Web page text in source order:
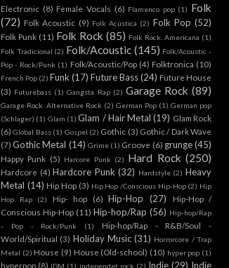
Electronic (8) Female Vocals (6) Flamenco pop (1) Folk
(72) Folk Acoustic (9) Folk Acústica (2) Folk Pop (52)
Folk Punk (11) Folk Rock (85) Folk Rock. Americana (1)
Folk Tradicional (2) Folk/Acoustic (145) Folk/Acoustic -
Pop - Rock/Punk (1) Folk/Acoustic/Pop (4) Folktronica (10)
French Pop (2) Funk (17) Future Bass(24) Future House
(3) Futurebass (1) Gangsta Rap (2) Garage Rock (89)
Garage Rock. Alternative Rock (2) German Pop (1) German pop
(Schlager) (1) Glam (1) Glam / Hair Metal (19) Glam Rock
(6) Global Bass (1) Gospel (2) Gothic (3) Gothic / Dark Wave
(7) Gothic Metal (14) Grime (1) Groove (6) grunge (45)
Happy Punk (5) Harcore Punk (2) Hard Rock (250)
Hardcore (4) Hardcore Punk (32) Hardstyle (2) Heavy
Metal (14) Hip Hop (3) Hip Hop /Conscious Hip-Hop (2) Hip
Hop Rap
(2) Hip- hop (6) Hip-Hop (27)
Hip-Hop /
Conscious Hip-Hop (11) Hip-hop/Rap (56) Hip-hop/Rap
- Pop - Rock/Punk
(1)
Hip-hop/Rap - R&B/Soul -
World/Spiritual (3) Holiday Music (31) Horrorcore / Trap
Metal (2) House (9) House (Old-school) (10) hyper pop (1)
hyperpop (8) IDM (1) independet rock (2) Indie (29) Indie